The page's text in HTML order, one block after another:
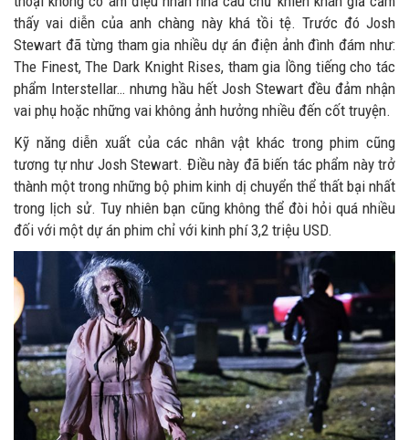
thấy vai diễn của anh chàng này khá tồi tệ. Trước đó Josh
Stewart đã từng tham gia nhiều dự án điện ảnh đình đám như:
The Finest, The Dark Knight Rises, tham gia lồng tiếng cho tác
phẩm Interstellar… nhưng hầu hết Josh Stewart đều đảm nhận
vai phụ hoặc những vai không ảnh hưởng nhiều đến cốt truyện.
Kỹ năng diễn xuất của các nhân vật khác trong phim cũng
tương tự như Josh Stewart. Điều này đã biến tác phẩm này trở
thành một trong những bộ phim kinh dị chuyển thể thất bại nhất
trong lịch sử. Tuy nhiên bạn cũng không thể đòi hỏi quá nhiều
đối với một dự án phim chỉ với kinh phí 3,2 triệu USD.